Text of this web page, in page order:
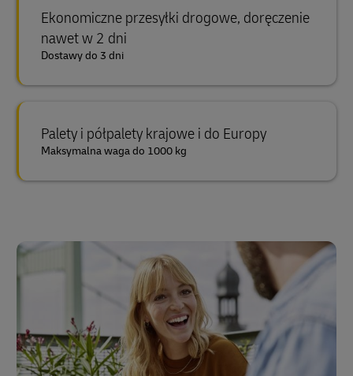
Ekonomiczne przesyłki drogowe, doręczenie
nawet w 2 dni
Dostawy do 3 dni
Palety i półpalety krajowe i do Europy
Maksymalna waga do 1000 kg